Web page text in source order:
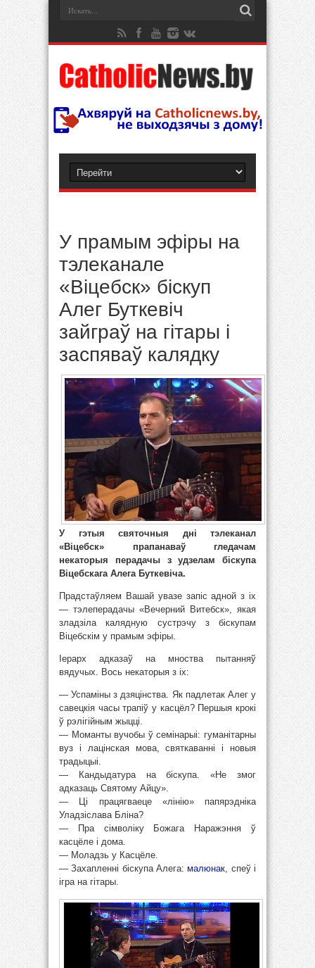
У прамым эфіры на
тэлеканале
«Віцебск» біскуп
Алег Буткевіч
зайграў на гітары і
заспяваў калядку
У гэтыя святочныя дні тэлеканал
«Віцебск» прапанаваў гледачам
некаторыя перадачы з удзелам біскупа
Віцебскага Алега Буткевіча.
Прадстаўляем Вашай увазе запіс адной з іх
— тэлеперадачы «Вечерний Витебск», якая
зладзіла калядную сустрэчу з біскупам
Віцебскім у прамым эфіры.
Іерарх адказаў на мноства пытанняў
вядучых. Вось некаторыя з іх:
— Успаміны з дзяцінства. Як падлетак Алег у
савецкія часы трапіў у касцёл? Першыя крокі
ў рэлігійным жыцці.
— Моманты вучобы ў семінарыі: гуманітарны
вуз і лацінская мова, святкаванні і новыя
традыцыі.
— Кандыдатура на біскупа. «Не змог
адказаць Святому Айцу».
— Ці працягваеце «лінію» папярэдніка
Уладзіслава Бліна?
— Пра сімволіку Божага Наражэння ў
касцёле і дома.
— Моладзь у Касцёле.
— Захапленні біскупа Алега:малюнак, спеў і
ігра на гітары.